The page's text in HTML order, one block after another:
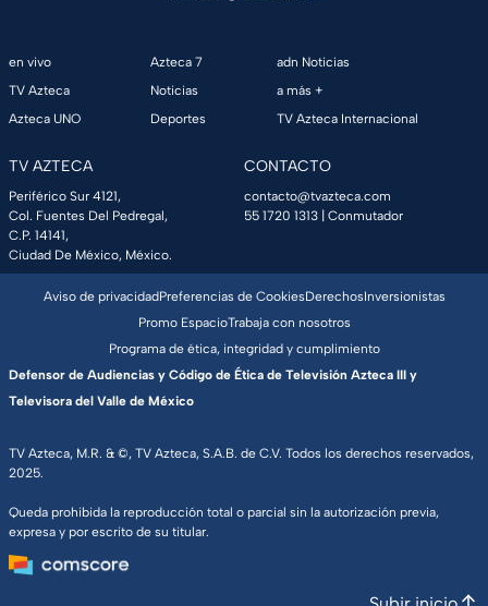
en vivo
TV Azteca
Azteca UNO
Azteca 7
Noticias
Deportes
adn Noticias
a más +
TV Azteca Internacional
TV AZTECA
Periférico Sur 4121,
Col. Fuentes Del Pedregal,
C.P. 14141,
Ciudad De México, México.
CONTACTO
contacto@tvazteca.com
55 1720 1313 | Conmutador
TV Azteca, M.R. & ©, TV Azteca, S.A.B. de C.V. Todos los derechos reservados,
2025.
Queda prohibida la reproducción total o parcial sin la autorización previa,
expresa y por escrito de su titular.
Aviso de privacidadPreferencias de CookiesDerechosInversionistas
Promo EspacioTrabaja con nosotros
Programa de ética, integridad y cumplimiento
Defensor de Audiencias y Código de Ética de Televisión Azteca III y
Televisora del Valle de México